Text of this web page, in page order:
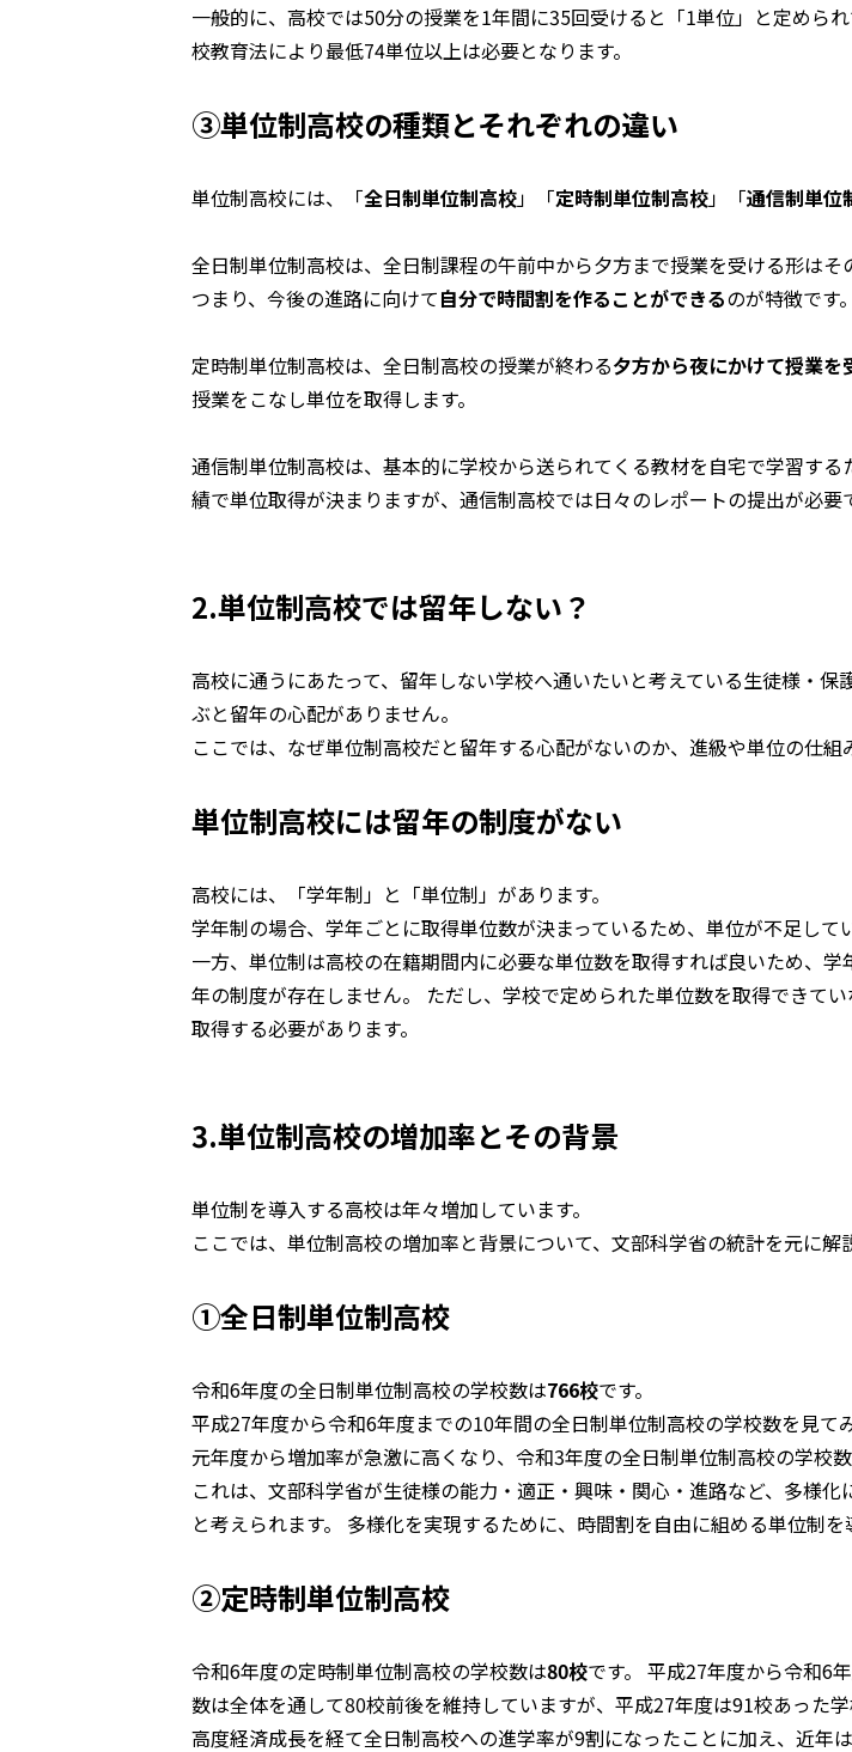
一般的に、高校では50分の授業を1年間に35回受けると「1単位」と定めら
校教育法により最低74単位以上は必要となります。
③単位制高校の種類とそれぞれの違い
単位制高校には、「全日制単位制高校」「定時制単位制高校」「通信制単位
全日制単位制高校は、全日制課程の午前中から夕方まで授業を受ける形は
つまり、今後の進路に向けて自分で時間割を作ることができるのが特徴です。
定時制単位制高校は、全日制高校の授業が終わる夕方から夜にかけて授業を
授業をこなし単位を取得します。
通信制単位制高校は、基本的に学校から送られてくる教材を自宅で学習する
績で単位取得が決まりますが、通信制高校では日々のレポートの提出が必要
2.単位制高校では留年しない？
高校に通うにあたって、留年しない学校へ通いたいと考えている生徒様・
ぶと留年の心配がありません。
ここでは、なぜ単位制高校だと留年する心配がないのか、進級や単位の仕組
単位制高校には留年の制度がない
高校には、「学年制」と「単位制」があります。
学年制の場合、学年ごとに取得単位数が決まっているため、単位が不足して
一方、単位制は高校の在籍期間内に必要な単位数を取得すれば良いため、
年の制度が存在しません。 ただし、学校で定められた単位数を取得できて
取得する必要があります。
3.単位制高校の増加率とその背景
単位制を導入する高校は年々増加しています。
ここでは、単位制高校の増加率と背景について、文部科学省の統計を元に解
①全日制単位制高校
令和6年度の全日制単位制高校の学校数は766校です。
平成27年度から令和6年度までの10年間の全日制単位制高校の学校数を見
元年度から増加率が急激に高くなり、令和3年度の全日制単位制高校の学校
これは、文部科学省が生徒様の能力・適正・興味・関心・進路など、多様
と考えられます。 多様化を実現するために、時間割を自由に組める単位制
②定時制単位制高校
令和6年度の定時制単位制高校の学校数は80校です。 平成27年度から令和6
数は全体を通して80校前後を維持していますが、平成27年度は91校あった
高度経済成長を経て全日制高校への進学率が9割になったことに加え、近年